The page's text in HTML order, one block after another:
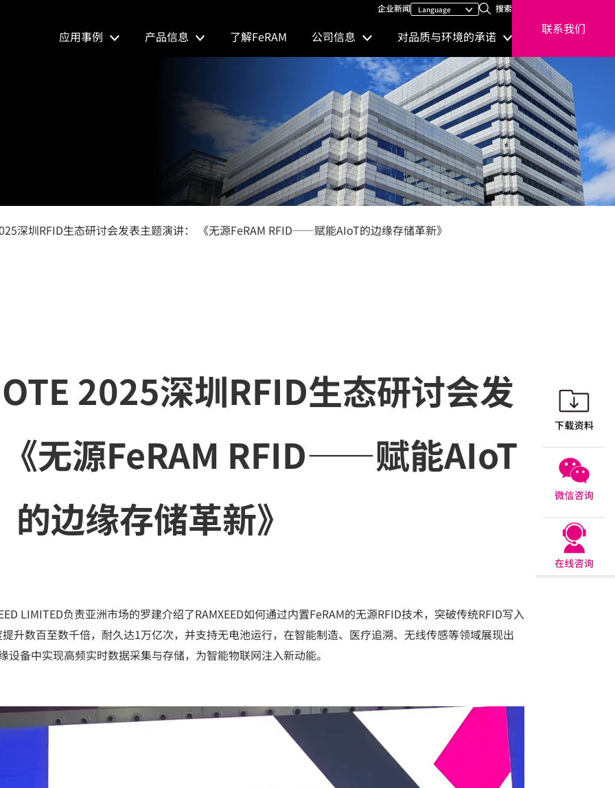
企业新闻 搜索
应用事例 产品信息 了解FeRAM 公司信息 对品质与环境的承诺 联系我们
深圳RFID生态研讨会发表主题演讲： 《无源FeRAM RFID——赋能AIoT的边缘存储革新》
2025深圳RFID生态研讨会发
无源FeRAM RFID——赋能AIoT
的边缘存储革新》
LIMITED负责亚洲市场的罗建介绍了RAMXEED如何通过内置FeRAM的无源RFID技术，突破传统RFID写入
升数百至数千倍，耐久达1万亿次，并支持无电池运行，在智能制造、医疗追溯、无线传感等领域展现出
设备中实现高频实时数据采集与存储，为智能物联网注入新动能。